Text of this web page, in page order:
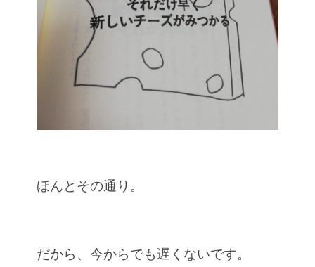
ほんとその通り。
だから、今からでも遅くないです。